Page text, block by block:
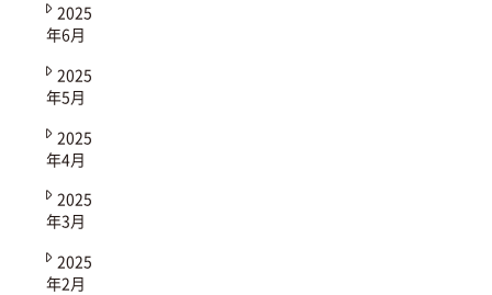
2025
年6月
2025
年5月
2025
年4月
2025
年3月
2025
年2月